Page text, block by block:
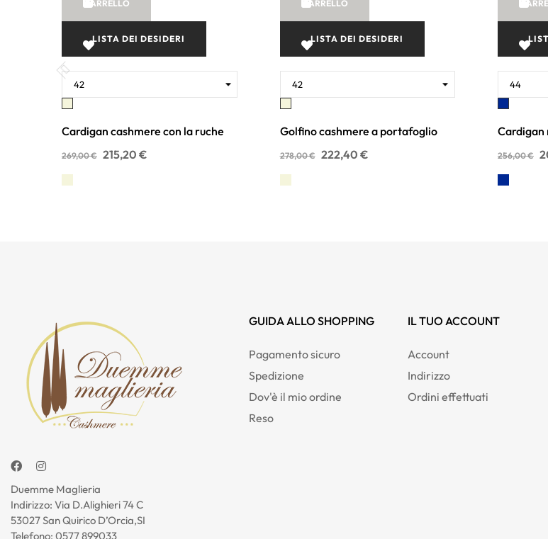
CARRELLO
LISTA DEI DESIDERI
Beige
Cardigan cashmere con la ruche
269,00 € 215,20 €
CARRELLO
LISTA DEI DESIDERI
Beige
Golfino cashmere a portafoglio
278,00 € 222,40 €
Blu
Cardigan
256,00 €
Facebook
Duemme Maglieria
Indirizzo: Via D.Alighieri 74 C
53027 San Quirico D’Orcia,SI
Telefono: 0577 899033
GUIDA ALLO SHOPPING
Pagamento sicuro
Spedizione
Dov'è il mio ordine
Reso
IL TUO ACCOUNT
Account
Indirizzo
Ordini effettuati